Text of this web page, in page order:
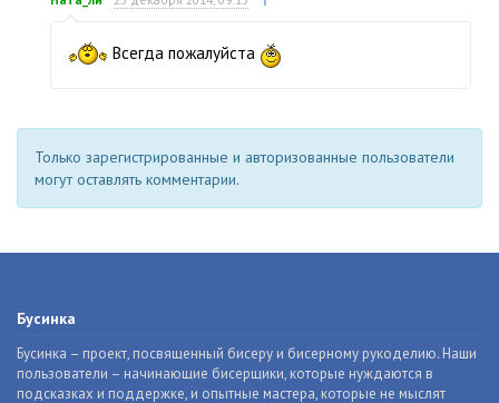
Всегда пожалуйста
Только зарегистрированные и авторизованные пользователи
могут оставлять комментарии.
Бусинка
Бусинка – проект, посвященный бисеру и бисерному рукоделию. Наши
пользователи – начинающие бисерщики, которые нуждаются в
подсказках и поддержке, и опытные мастера, которые не мыслят